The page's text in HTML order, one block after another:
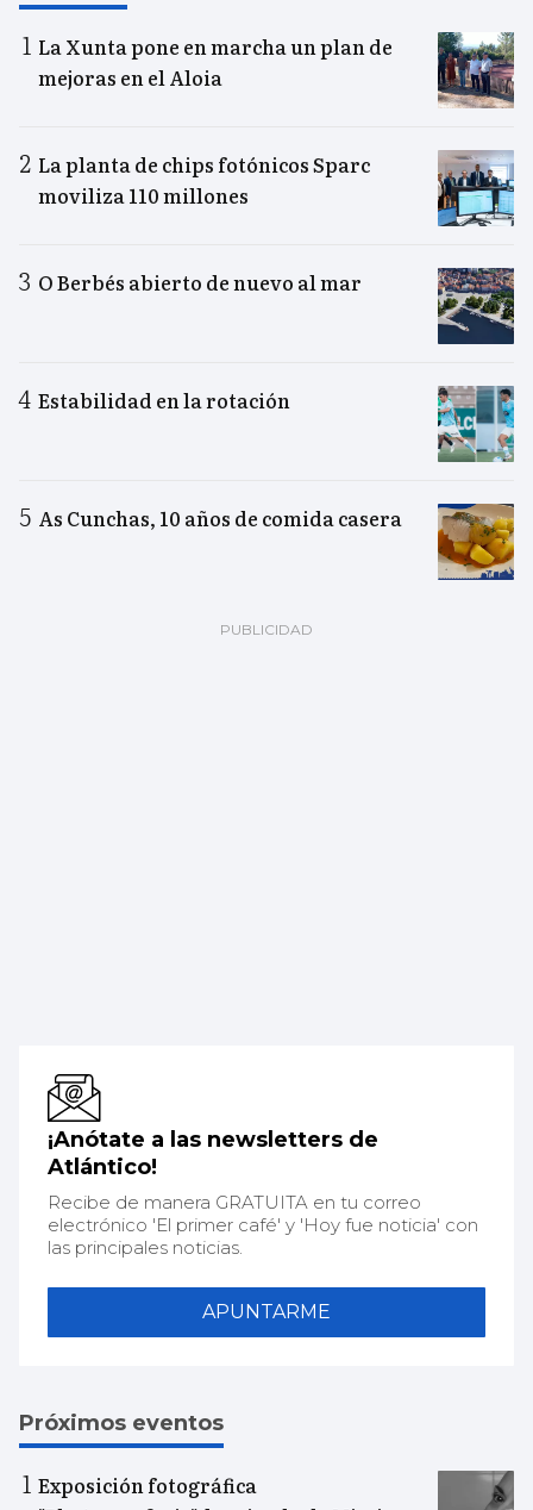
La Xunta pone en marcha un plan de
mejoras en el Aloia
La planta de chips fotónicos Sparc
moviliza 110 millones
O Berbés abierto de nuevo al mar
Estabilidad en la rotación
As Cunchas, 10 años de comida casera
¡Anótate a las newsletters de
Atlántico!
Recibe de manera GRATUITA en tu correo
electrónico 'El primer café' y 'Hoy fue noticia' con
las principales noticias.
APUNTARME
Próximos eventos
Exposición fotográfica